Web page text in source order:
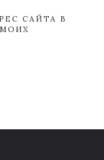
САЙТА В